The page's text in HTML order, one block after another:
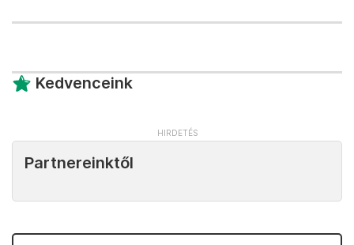
Kedvenceink
Partnereinktől